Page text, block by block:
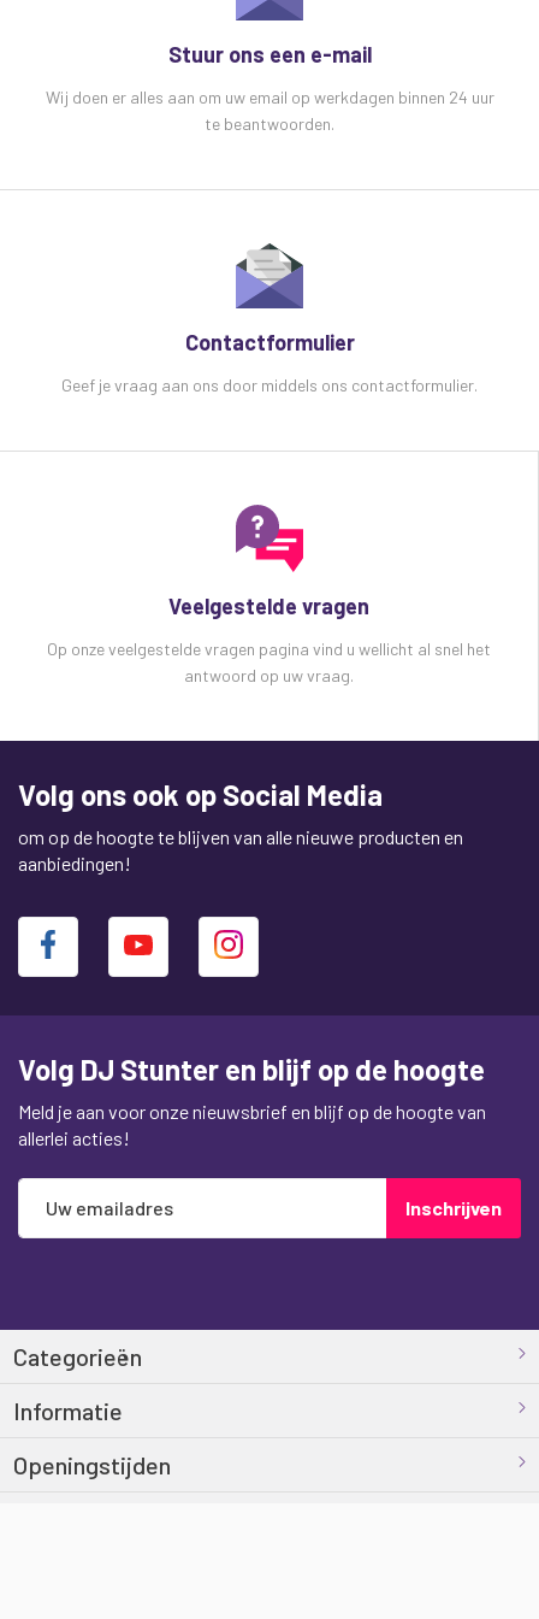
Aluminium NFC behuizing, geen ventilatie
geluid
Perfecte kleurmenging dankzij 3 in 1 LED's
(doorverbinden mogelijk)
Zekering F3A/250V
Specificaties Mac Mah SilentPar 5x3W 3 in 1 Par
spot Led licht effect:
Gewicht: 3Kg
Stuur ons een e-mail
Wij doen er alles aan om uw email op werkdagen binnen 24 uur
te beantwoorden.
Contactformulier
Geef je vraag aan ons door middels ons contactformulier.
Veelgestelde vragen
Op onze veelgestelde vragen pagina vind u wellicht al snel het
antwoord op uw vraag.
Volg ons ook op Social Media
om op de hoogte te blijven van alle nieuwe producten en
aanbiedingen!
Volg DJ Stunter en blijf op de hoogte
Meld je aan voor onze nieuwsbrief en blijf op de hoogte van
allerlei acties!
Abonneer
op
Inschrijven
Categorieën
Informatie
Openingstijden